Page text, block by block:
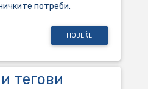
потреби.
ПОВЕЌЕ
тегови